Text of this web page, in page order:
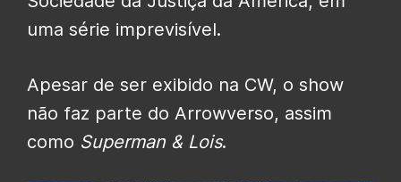
uma série imprevisível.
Apesar de ser exibido na CW, o show
não faz parte do Arrowverso, assim
como Superman & Lois.